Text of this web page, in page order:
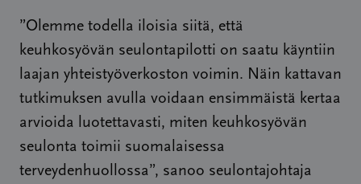
”Olemme todella iloisia siitä, että
keuhkosyövän seulontapilotti on saatu käyntiin
laajan yhteistyöverkoston voimin. Näin kattavan
tutkimuksen avulla voidaan ensimmäistä kertaa
arvioida luotettavasti, miten keuhkosyövän
seulonta toimii suomalaisessa
terveydenhuollossa”, sanoo seulontajohtaja